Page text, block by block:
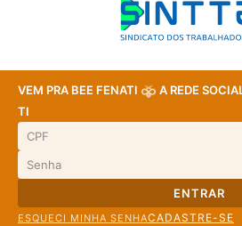
VEM PRA BEE FENATI
A REDE
TI
ENTRAR
ESQUECI MINHA SENHACADASTRE-SE